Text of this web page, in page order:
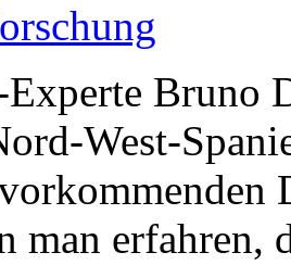
Bruno
West-
man erfahren,